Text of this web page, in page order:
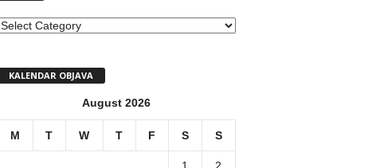
MENI
KALENDAR OBJAVA
August 2026
M T W T F S S
1 2